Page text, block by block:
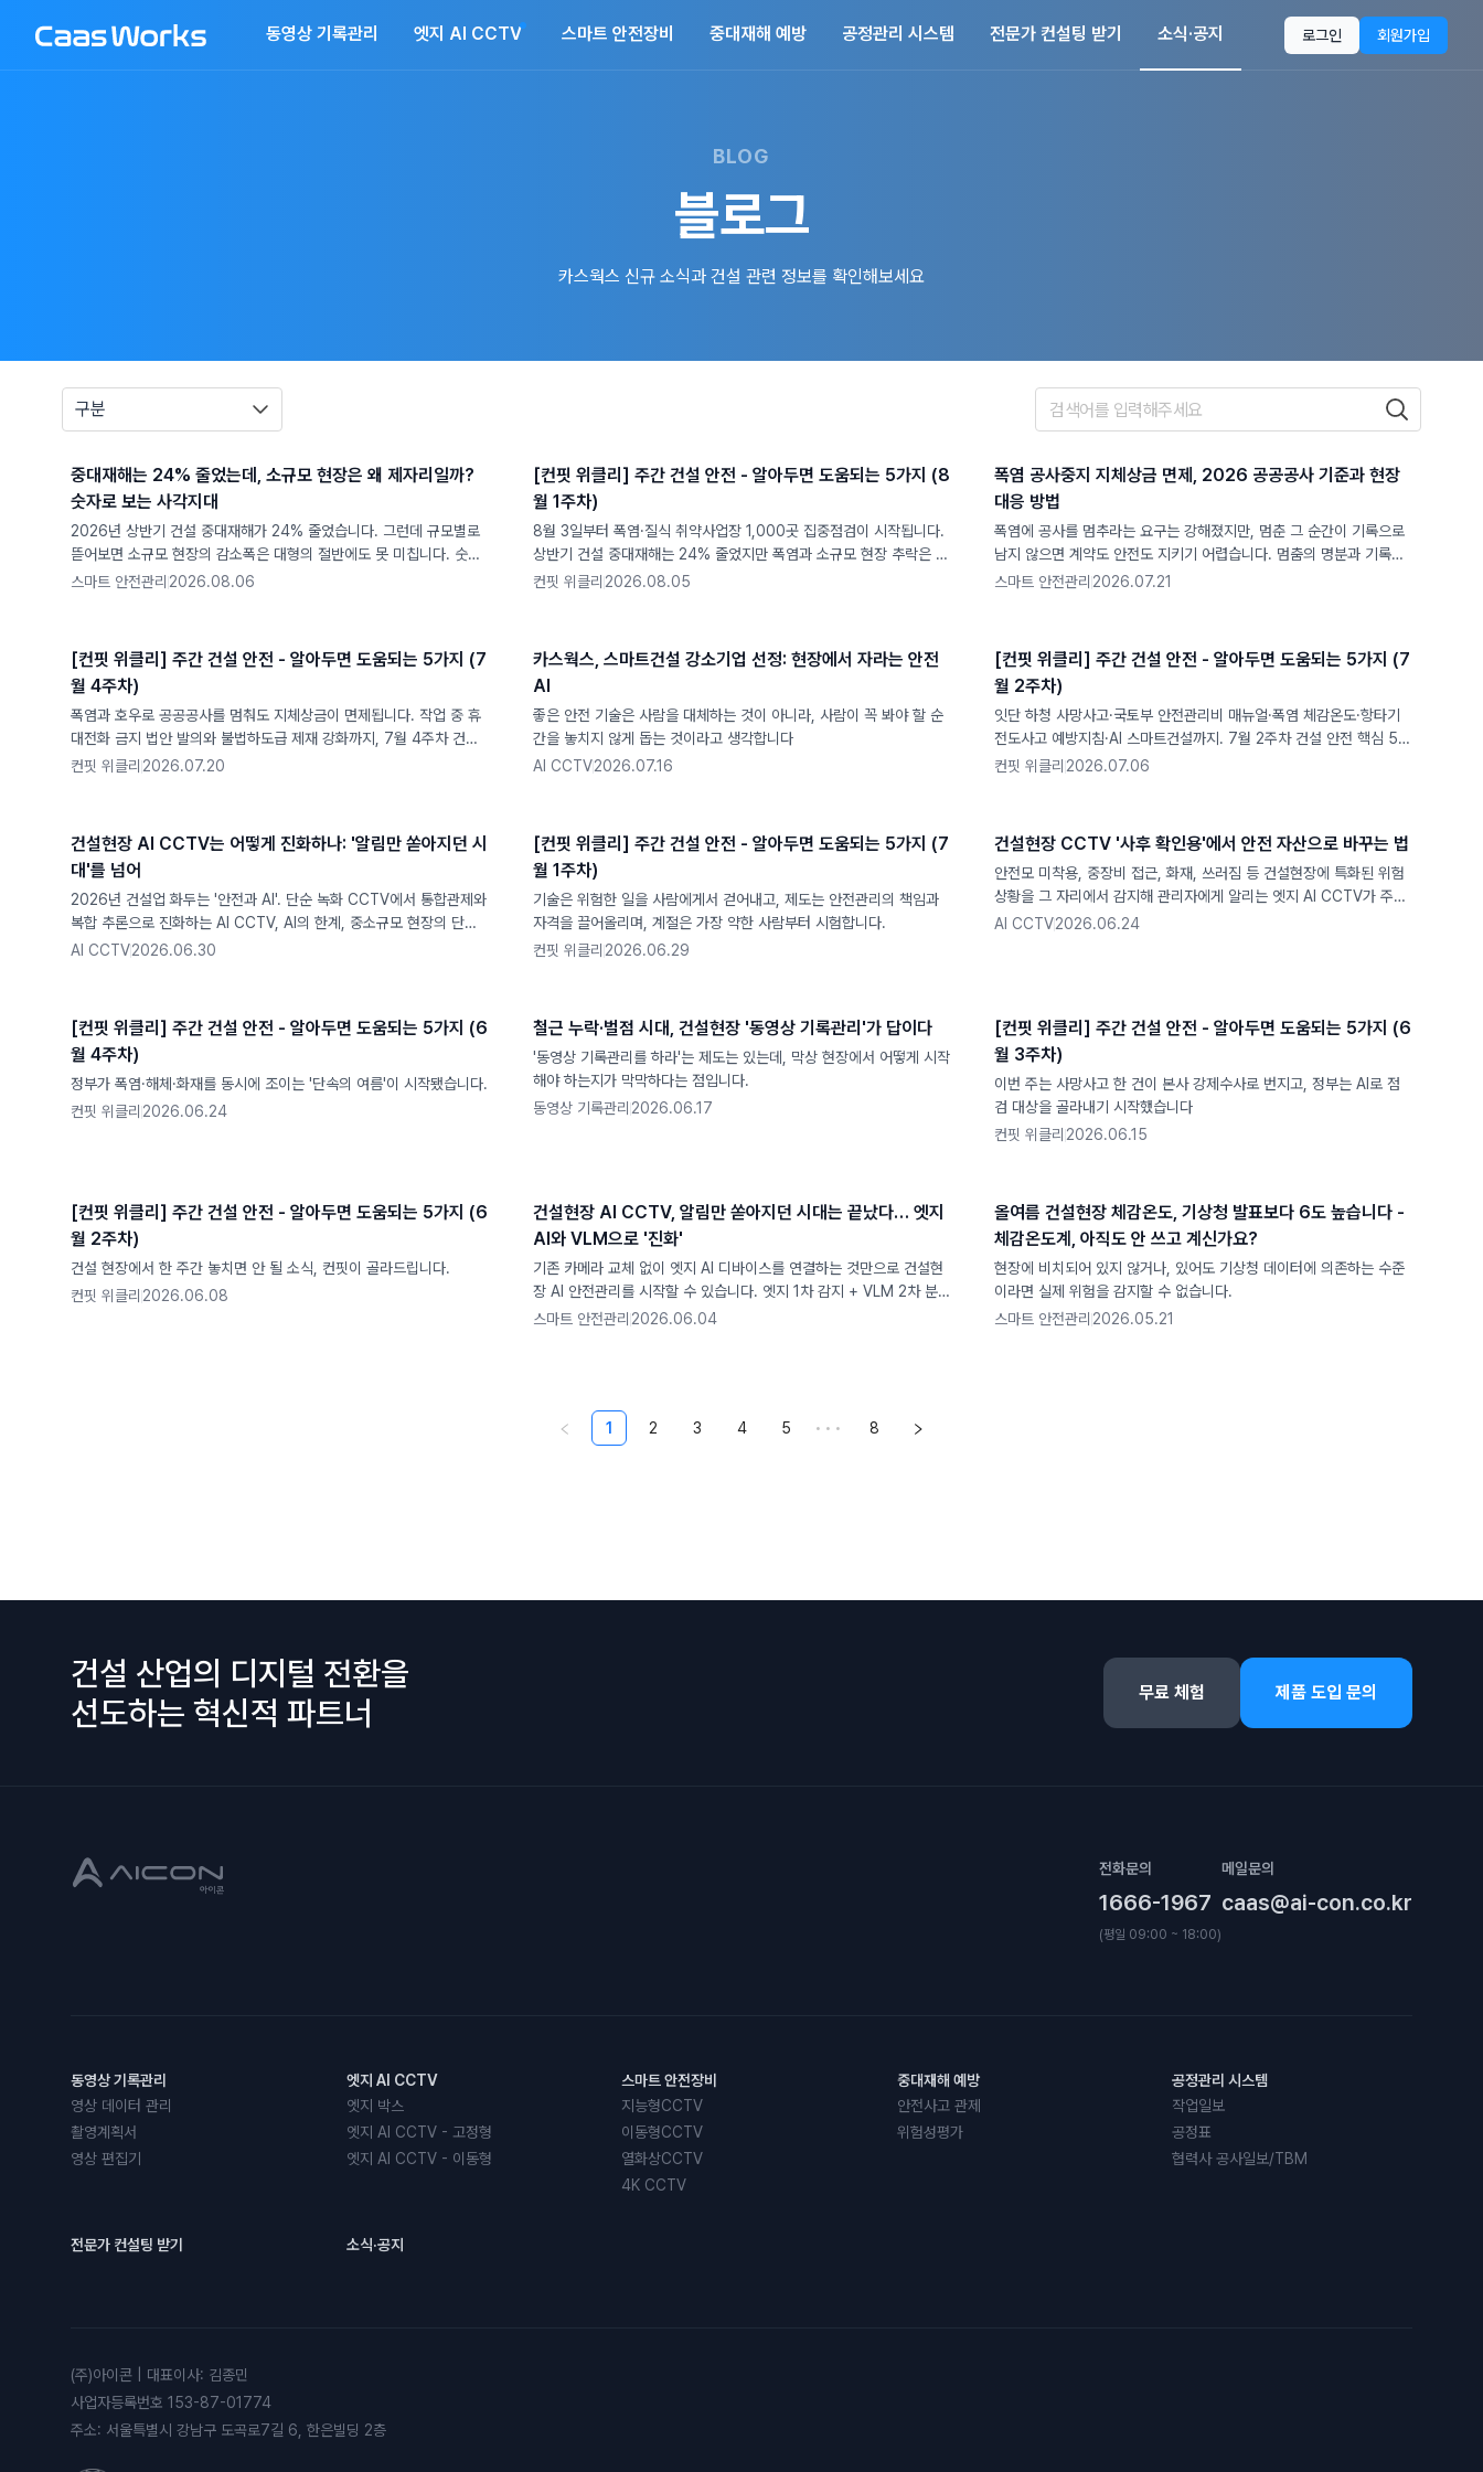
동영상 기록관리 엣지 AI CCTV 스마트 안전장비 중대재해 예방 공정관리 시스템 전문가 컨설팅 받기 소식·공지 로그인 회원가입
BLOG
블로그
카스웍스 신규 소식과 건설 관련 정보를 확인해보세요
구분
중대재해는 24% 줄었는데, 소규모 현장은 왜 제자리일까?
숫자로 보는 사각지대
2026년 상반기 건설 중대재해가 24% 줄었습니다. 그런데 규모별로
뜯어보면 소규모 현장의 감소폭은 대형의 절반에도 못 미칩니다. 숫자
가 말하는 사각지대를 짚었습니다.
스마트 안전관리 2026.08.06
[컨핏 위클리] 주간 건설 안전 - 알아두면 도움되는 5가지 (8
월 1주차)
8월 3일부터 폭염·질식 취약사업장 1,000곳 집중점검이 시작됩니다.
상반기 건설 중대재해는 24% 줄었지만 폭염과 소규모 현장 추락은 여
전한 사각지대입니다.
컨핏 위클리 2026.08.05
폭염 공사중지 지체상금 면제, 2026 공공공사 기준과 현장
대응 방법
폭염에 공사를 멈추라는 요구는 강해졌지만, 멈춘 그 순간이 기록으로
남지 않으면 계약도 안전도 지키기 어렵습니다. 멈춤의 명분과 기록이
왜 하나인지 짚었습니다.
스마트 안전관리2026.07.21
[컨핏 위클리] 주간 건설 안전 - 알아두면 도움되는 5가지 (7
월 4주차)
폭염과 호우로 공공공사를 멈춰도 지체상금이 면제됩니다. 작업 중 휴
대전화 금지 법안 발의와 불법하도급 제재 강화까지, 7월 4주차 건설
안전 뉴스 5가지를 현장 관점에서 정리했습니다.
컨핏 위클리 2026.07.20
카스웍스, 스마트건설 강소기업 선정: 현장에서 자라는 안전
AI
좋은 안전 기술은 사람을 대체하는 것이 아니라, 사람이 꼭 봐야 할 순
간을 놓치지 않게 돕는 것이라고 생각합니다
AI CCTV2026.07.16
[컨핏 위클리] 주간 건설 안전 - 알아두면 도움되는 5가지 (7
월 2주차)
잇단 하청 사망사고·국토부 안전관리비 매뉴얼·폭염 체감온도·항타기
전도사고 예방지침·AI 스마트건설까지. 7월 2주차 건설 안전 핵심 5가
지를 컨핏이 정리했습니다.
컨핏 위클리2026.07.06
건설현장 AI CCTV는 어떻게 진화하나: '알림만 쏟아지던 시
대'를 넘어
2026년 건설업 화두는 '안전과 AI'. 단순 녹화 CCTV에서 통합관제와
복합 추론으로 진화하는 AI CCTV, AI의 한계, 중소규모 현장의 단계
별 도입법, 산안비 100% 계상까지 정리했습니다
AI CCTV2026.06.30
[컨핏 위클리] 주간 건설 안전 - 알아두면 도움되는 5가지 (7
월 1주차)
기술은 위험한 일을 사람에게서 걷어내고, 제도는 안전관리의 책임과
자격을 끌어올리며, 계절은 가장 약한 사람부터 시험합니다.
컨핏 위클리 2026.06.29
건설현장 CCTV '사후 확인용'에서 안전 자산으로 바꾸는 법
안전모 미착용, 중장비 접근, 화재, 쓰러짐 등 건설현장에 특화된 위험
상황을 그 자리에서 감지해 관리자에게 알리는 엣지 AI CCTV가 주목
받고 있습니다.
AI CCTV2026.06.24
[컨핏 위클리] 주간 건설 안전 - 알아두면 도움되는 5가지 (6
월 4주차)
정부가 폭염·해체·화재를 동시에 조이는 '단속의 여름'이 시작됐습니다.
컨핏 위클리 2026.06.24
철근 누락·벌점 시대, 건설현장 '동영상 기록관리'가 답이다
'동영상 기록관리를 하라'는 제도는 있는데, 막상 현장에서 어떻게 시작
해야 하는지가 막막하다는 점입니다.
동영상 기록관리 2026.06.17
[컨핏 위클리] 주간 건설 안전 - 알아두면 도움되는 5가지 (6
월 3주차)
이번 주는 사망사고 한 건이 본사 강제수사로 번지고, 정부는 AI로 점
검 대상을 골라내기 시작했습니다
컨핏 위클리2026.06.15
[컨핏 위클리] 주간 건설 안전 - 알아두면 도움되는 5가지 (6
월 2주차)
건설 현장에서 한 주간 놓치면 안 될 소식, 컨핏이 골라드립니다.
컨핏 위클리 2026.06.08
건설현장 AI CCTV, 알림만 쏟아지던 시대는 끝났다… 엣지
AI와 VLM으로 '진화'
기존 카메라 교체 없이 엣지 AI 디바이스를 연결하는 것만으로 건설현
장 AI 안전관리를 시작할 수 있습니다. 엣지 1차 감지 + VLM 2차 분
석 하이브리드 구조로 복합위험을 판단하고, 보고서와 TBM까지 자동
스마트 안전관리 2026.06.04
올여름 건설현장 체감온도, 기상청 발표보다 6도 높습니다 -
체감온도계, 아직도 안 쓰고 계신가요?
현장에 비치되어 있지 않거나, 있어도 기상청 데이터에 의존하는 수준
이라면 실제 위험을 감지할 수 없습니다.
스마트 안전관리2026.05.21
1 2 3 4 5 ••• 8
건설 산업의 디지털 전환을
선도하는 혁신적 파트너
무료 체험 제품 도입 문의
전화문의
1666-1967
(평일 09:00 ~ 18:00)
메일문의
caas@ai-con.co.kr
동영상 기록관리
영상 데이터 관리
촬영계획서
영상 편집기
엣지 AI CCTV
엣지 박스
엣지 AI CCTV - 고정형
엣지 AI CCTV - 이동형
스마트 안전장비
지능형CCTV
이동형CCTV
열화상CCTV
4K CCTV
중대재해 예방
안전사고 관제
위험성평가
공정관리 시스템
작업일보
공정표
협력사 공사일보/TBM
전문가 컨설팅 받기 소식·공지
(주)아이콘 대표이사: 김종민
사업자등록번호 153-87-01774
주소: 서울특별시 강남구 도곡로7길 6, 한은빌딩 2층